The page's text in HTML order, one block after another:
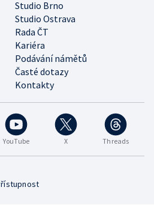
Studio Brno
Studio Ostrava
Rada ČT
Kariéra
Podávání námětů
Časté dotazy
Kontakty
YouTube X Threads